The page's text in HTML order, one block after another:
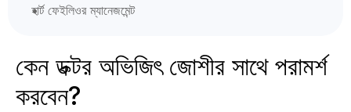
হার্ট ফেইলিওর ম্যানেজমেন্ট
কেন ডক্টর অভিজিৎ জোশীর সাথে পরামর্শ
করবেন?